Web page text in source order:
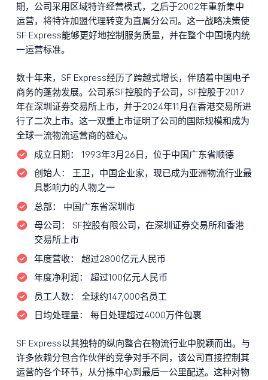
期，公司采用区域特许经营模式，之后于2002年重新集中
运营，将特许加盟代理转变为直属分公司。这一战略决策使
SF Express能够更好地控制服务质量，并在整个中国境内统
一运营标准。
数十年来，SF Express经历了跨越式增长，伴随着中国电子
商务的蓬勃发展。公司系SF控股的子公司，SF控股于2017
年在深圳证券交易所上市，并于2024年11月在香港交易所进
行了二次上市。这一双重上市证明了公司的国际规模和成为
全球一流物流运营商的雄心。
成立日期：
1993年3月26日，位于中国广东省顺德
创始人：
王卫，中国企业家，现已成为亚洲物流行业最
具影响力的人物之一
总部：
中国广东省深圳市
母公司：
SF控股有限公司，在深圳证券交易所和香港
交易所上市
年度营收：
超过2800亿元人民币
年度净利润：
超过100亿元人民币
员工人数：
全球约147,000名员工
日均处理量：
每日处理超过4000万件包裹
SF Express以其独特的纵向整合在物流行业中脱颖而出。与
许多依赖分包合作伙伴的竞争对手不同，该公司直接控制其
运营的各个环节，从分拣中心到最后一公里配送。这种对物